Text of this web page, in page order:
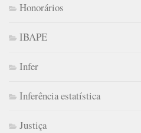
Honorários
IBAPE
Infer
Inferência estatística
Justiça